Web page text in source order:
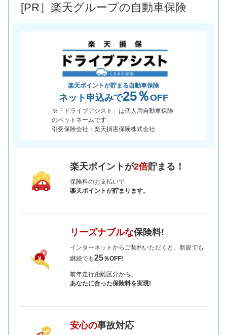
*当該価格は車種別の価格となります。
[PR］楽天グループの自動車保険
楽天ポイントが貯まる自動車保険
ネット申込みで25％OFF
※「ドライブアシスト」は個人用自動車保険
のペットネームです
引受保険会社：楽天損害保険株式会社
楽天ポイントが2倍貯まる！
保険料のお支払いで
楽天ポイントが貯まります。
リーズナブルな保険料!
インターネットからご契約いただくと、新規でも
継続でも25％OFF!
前年走行距離区分から、
あなたに合った保険料を実現!
安心の事故対応